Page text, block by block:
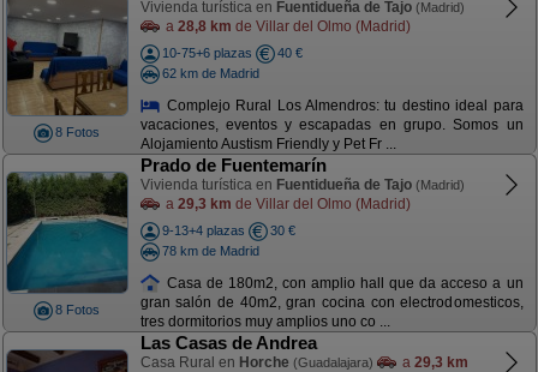
8 Fotos
Vivienda turística en Fuentidueña de Tajo (Madrid)
a 28,8 km de Villar del Olmo (Madrid)
10-75+6 plazas
40 €
62 km de Madrid
Complejo Rural Los Almendros: tu destino ideal para
vacaciones, eventos y escapadas en grupo. Somos un
Alojamiento Austism Friendly y Pet Fr ...
8 Fotos
Prado de Fuentemarín
Vivienda turística en Fuentidueña de Tajo (Madrid)
a 29,3 km de Villar del Olmo (Madrid)
9-13+4 plazas
30 €
78 km de Madrid
Casa de 180m2, con amplio hall que da acceso a un
gran salón de 40m2, gran cocina con electrodomesticos,
tres dormitorios muy amplios uno co ...
Las Casas de Andrea
Casa Rural en Horche (Guadalajara) a 29,3 km